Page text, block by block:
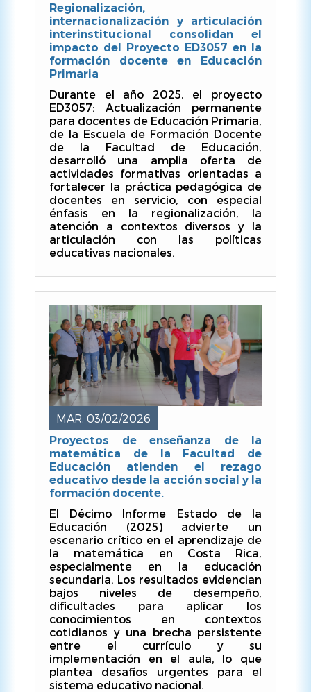
Regionalización,
internacionalización y articulación
interinstitucional consolidan el
impacto del Proyecto ED3057 en la
formación docente en Educación
Primaria
Durante el año 2025, el proyecto
ED3057: Actualización permanente
para docentes de Educación Primaria,
de la Escuela de Formación Docente
de la Facultad de Educación,
desarrolló una amplia oferta de
actividades formativas orientadas a
fortalecer la práctica pedagógica de
docentes en servicio, con especial
énfasis en la regionalización, la
atención a contextos diversos y la
articulación con las políticas
educativas nacionales.
MAR, 03/02/2026
Proyectos de enseñanza de la
matemática de la Facultad de
Educación atienden el rezago
educativo desde la acción social y la
formación docente.
El Décimo Informe Estado de la
Educación (2025) advierte un
escenario crítico en el aprendizaje de
la matemática en Costa Rica,
especialmente en la educación
secundaria. Los resultados evidencian
bajos niveles de desempeño,
dificultades para aplicar los
conocimientos en contextos
cotidianos y una brecha persistente
entre el currículo y su
implementación en el aula, lo que
plantea desafíos urgentes para el
sistema educativo nacional.